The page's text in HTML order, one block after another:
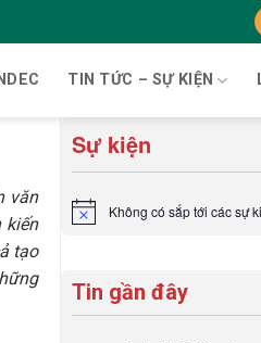
TIN TỨC – SỰ KIỆN
văn
kiến
tạo
Sự kiện
Notice Không có sắp tới các sự
Tin gần đây